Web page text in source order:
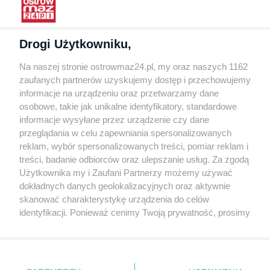
Warunki korzystania
Kontakt
INFORMATOR
Bankomaty
Msze święte
Nocna pomoc lekarska
Taxi
REKLAMA
Banery i artykuły
Reklama wideo
Drogi Użytkowniku,
Na naszej stronie ostrowmaz24.pl, my oraz naszych 1162
zaufanych partnerów uzyskujemy dostęp i przechowujemy
informacje na urządzeniu oraz przetwarzamy dane
osobowe, takie jak unikalne identyfikatory, standardowe
informacje wysyłane przez urządzenie czy dane
przeglądania w celu zapewniania spersonalizowanych
reklam, wybór spersonalizowanych treści, pomiar reklam i
treści, badanie odbiorców oraz ulepszanie usług. Za zgodą
Użytkownika my i Zaufani Partnerzy możemy używać
dokładnych danych geolokalizacyjnych oraz aktywnie
skanować charakterystykę urządzenia do celów
identyfikacji. Ponieważ cenimy Twoją prywatność, prosimy
prywatności znajdujący się w lewym dolnym rogu strony